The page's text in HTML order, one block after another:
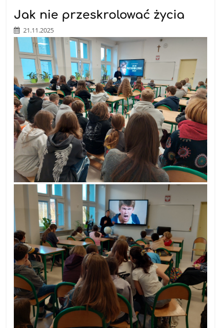
Jak nie przeskrolować życia
21.11.2025